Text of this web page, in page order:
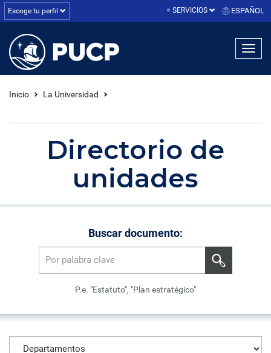
Escoge tu perfil SERVICIOS ESPAÑOL
Inicio La Universidad
Directorio de
unidades
Buscar documento:
P.e. "Estatuto", "Plan estratégico"